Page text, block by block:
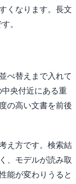
くなります。長文
。
べ替えまで入れて
央付近にある重
の高い文書を前後
え方です。検索結
、モデルが読み取
能が変わりうると